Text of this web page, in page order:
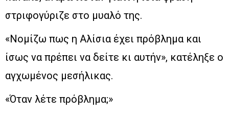
στριφογύριζε στο μυαλό της.
«Νομίζω πως η Αλίσια έχει πρόβλημα και
ίσως να πρέπει να δείτε κι αυτήν», κατέληξε ο
αγχωμένος μεσήλικας.
«Όταν λέτε πρόβλημα;»